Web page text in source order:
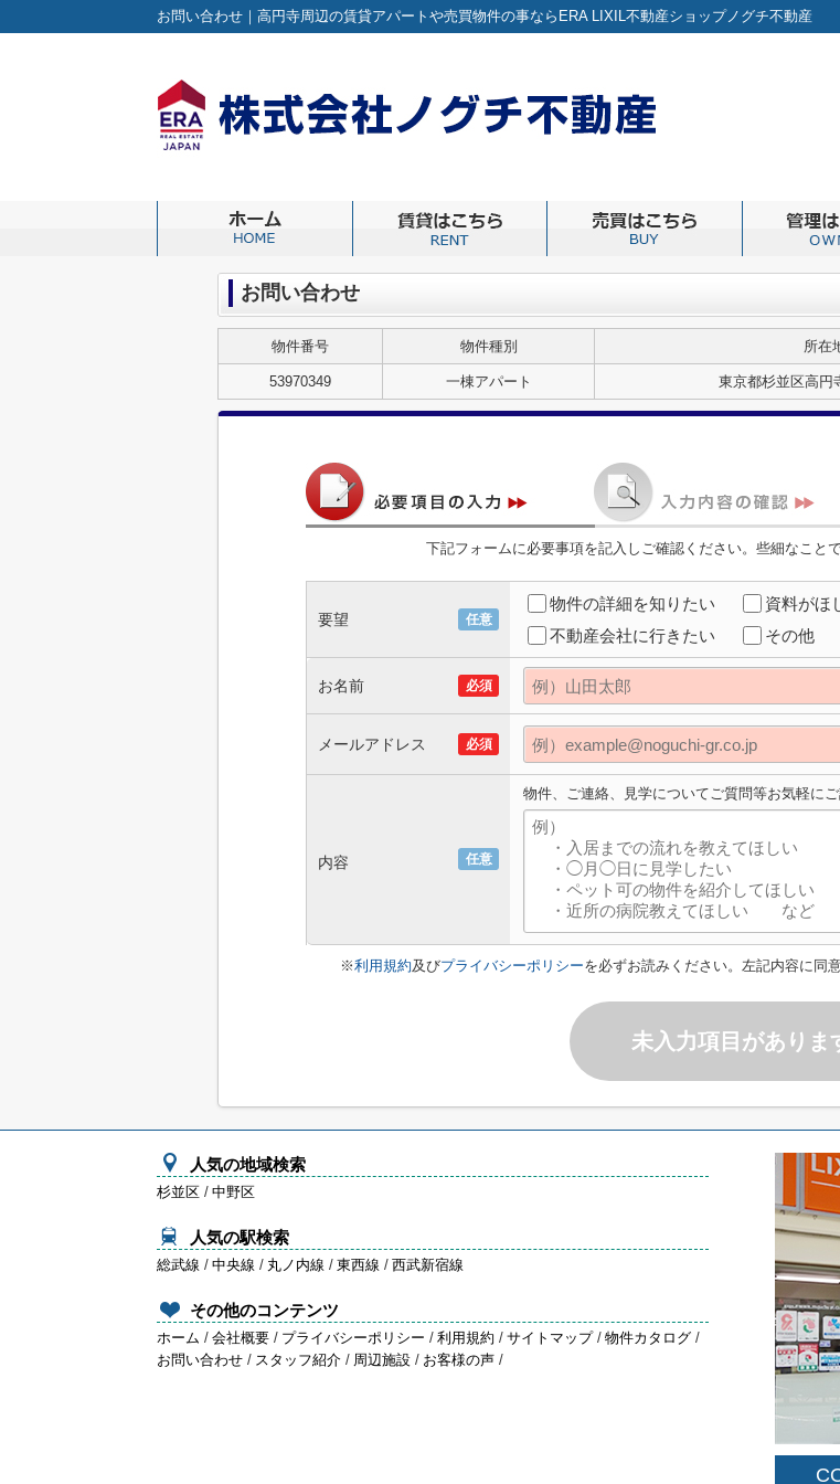
お問い合わせ｜高円寺周辺の賃貸アパートや売買物件の事ならERA LIXIL不動産ショップノグチ不動産
お問い合わせ
物件番号 物件種別 所在
53970349 一棟アパート 東京都杉並区高円
下記フォームに必要事項を記入しご確認ください。些細なこと
要望 任意
物件の詳細を知りたい 資料がほ
不動産会社に行きたい
その他
お名前 必須
メールアドレス 必須
内容 任意
物件、ご連絡、見学についてご質問等お気軽に
※利用規約及びプライバシーポリシーを必ずお読みください。左記内容に同
未入力項目がありま
人気の地域検索
杉並区 / 中野区
人気の駅検索
総武線 / 中央線 / 丸ノ内線 / 東西線 / 西武新宿線
その他のコンテンツ
ホーム / 会社概要 / プライバシーポリシー / 利用規約 / サイトマップ / 物件カタログ /
お問い合わせ / スタッフ紹介 / 周辺施設 / お客様の声 /